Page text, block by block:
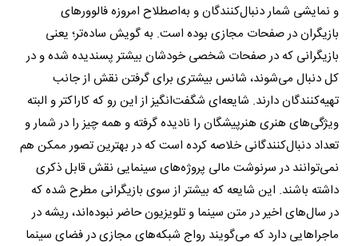
و نمایشی شمار دنبال‌کنندگان و به‌اصطلاح امروزه فالوورهای
بازیگران در صفحات مجازی بوده است. به گویش ساده‌تر؛ یعنی
بازیگرانی که در صفحات شخصی خودشان بیشتر پسندیده شده و در
کل دنبال می‌شوند، شانس بیشتری برای گرفتن نقش از جانب
تهیه‌کنندگان دارند. شایعه‌ای شگفت‌انگیز از این رو که کاراکتر و البته
ویژگی‌های هنری هنرپیشگان را نادیده گرفته و همه چیز را در شمار و
تعداد دنبال‌کنندگانی خلاصه کرده است که در بهترین تصور ممکن هم
نمی‌توانند در سرنوشت مالی پروژه‌های سینمایی نقش قابل ذکری
داشته باشند. این شایعه که بیشتر از سوی بازیگرانی مطرح شده که
در سال‌های اخیر در متن سینما و تلویزیون حاضر نبوده‌اند، ریشه در
ماجراهایی دارد که می‌گویند رواج شبکه‌های مجازی در فضای سینما